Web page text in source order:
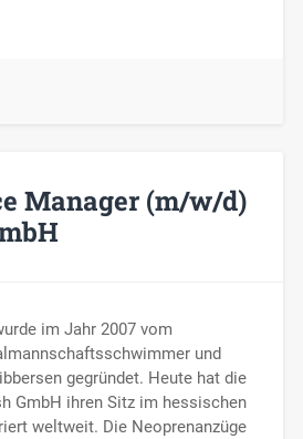
Manager (m/w/d)
im Jahr 2007 vom
und
gegründet. Heute hat die
GmbH ihren Sitz im hessischen
weltweit. Die Neoprenanzüge